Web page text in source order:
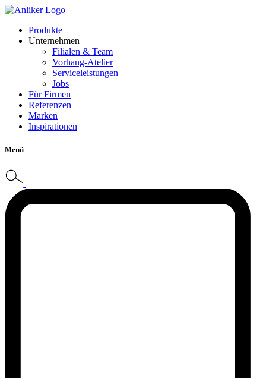
Produkte
Unternehmen
Filialen & Team
Vorhang-Atelier
Serviceleistungen
Jobs
Für Firmen
Referenzen
Marken
Inspirationen
Menü